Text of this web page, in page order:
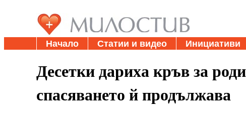
Начало Статии и видео Инициативи
Десетки дариха кръв за
спасяването й продължава